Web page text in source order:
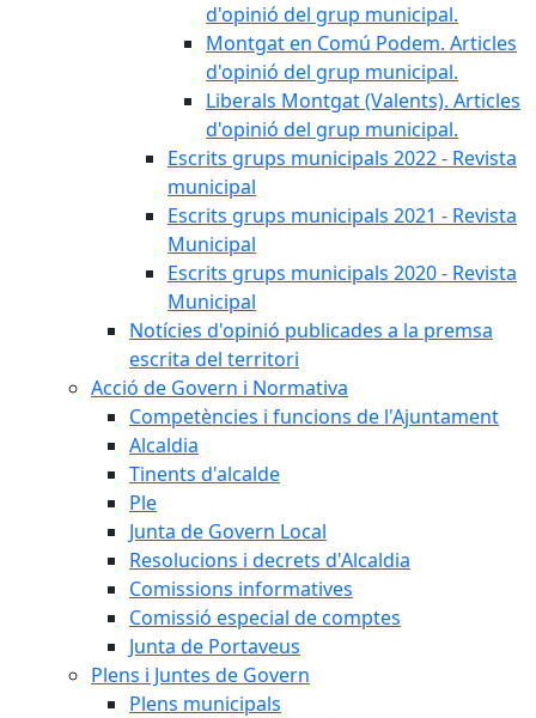
d'opinió del grup municipal.
Montgat en Comú Podem. Articles
d'opinió del grup municipal.
Liberals Montgat (Valents). Articles
d'opinió del grup municipal.
Escrits grups municipals 2022 - Revista
municipal
Escrits grups municipals 2021 - Revista
Municipal
Escrits grups municipals 2020 - Revista
Municipal
Notícies d'opinió publicades a la premsa
escrita del territori
Acció de Govern i Normativa
Competències i funcions de l'Ajuntament
Alcaldia
Tinents d'alcalde
Ple
Junta de Govern Local
Resolucions i decrets d'Alcaldia
Comissions informatives
Comissió especial de comptes
Junta de Portaveus
Plens i Juntes de Govern
Plens municipals